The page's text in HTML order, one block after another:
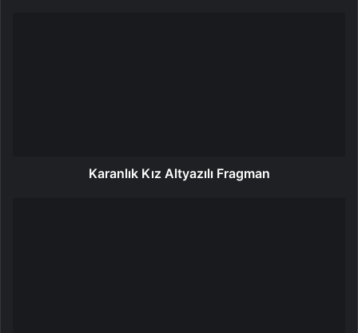
Karanlık Kız Altyazılı Fragman